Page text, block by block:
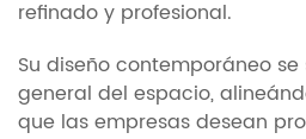
refinado y profesional.
Su diseño contemporáneo
general del espacio,
que las empresas desean